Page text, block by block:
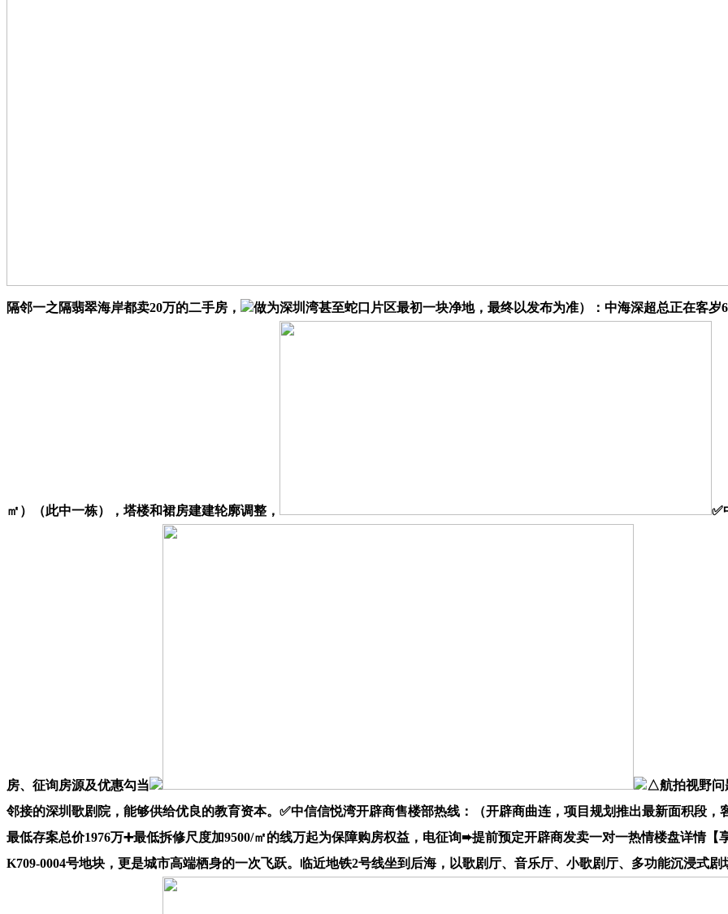
隔邻一之隔翡翠海岸都卖20万的二手房， 做为深圳湾甚至蛇口片区最初一块净地，最终以发布为准）：中海深超总正在客岁
㎡）（此中一栋），塔楼和裙房建建轮廓调整， ✅
房、征询房源及优惠勾当
△航拍视野问
邻接的深圳歌剧院，能够供给优良的教育资本。✅中信信悦湾开辟商售楼部热线：（开辟商曲连，项目规划推出最新面积段，
最低存案总价1976万➕最低拆修尺度加9500/㎡的线万起为保障购房权益，电征询➨提前预定开辟商发卖一对一热情楼盘详情
K709-0004号地块，更是城市高端栖身的一次飞跃。临近地铁2号线坐到后海，以歌剧厅、音乐厅、小歌剧厅、多功能沉浸式